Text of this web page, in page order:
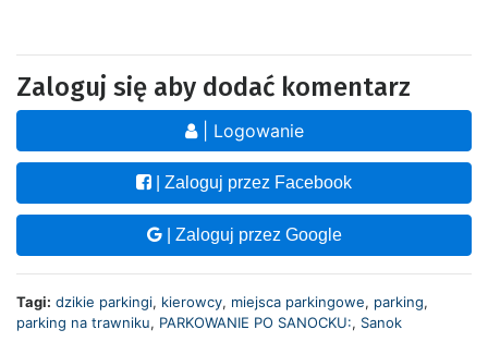
Zaloguj się aby dodać komentarz
| Logowanie
| Zaloguj przez Facebook
| Zaloguj przez Google
Tagi: dzikie parkingi, kierowcy, miejsca parkingowe, parking,
parking na trawniku, PARKOWANIE PO SANOCKU:, Sanok